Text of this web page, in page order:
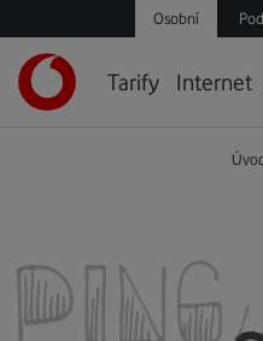
Osobní
stránkaTarify Internet
Úvod